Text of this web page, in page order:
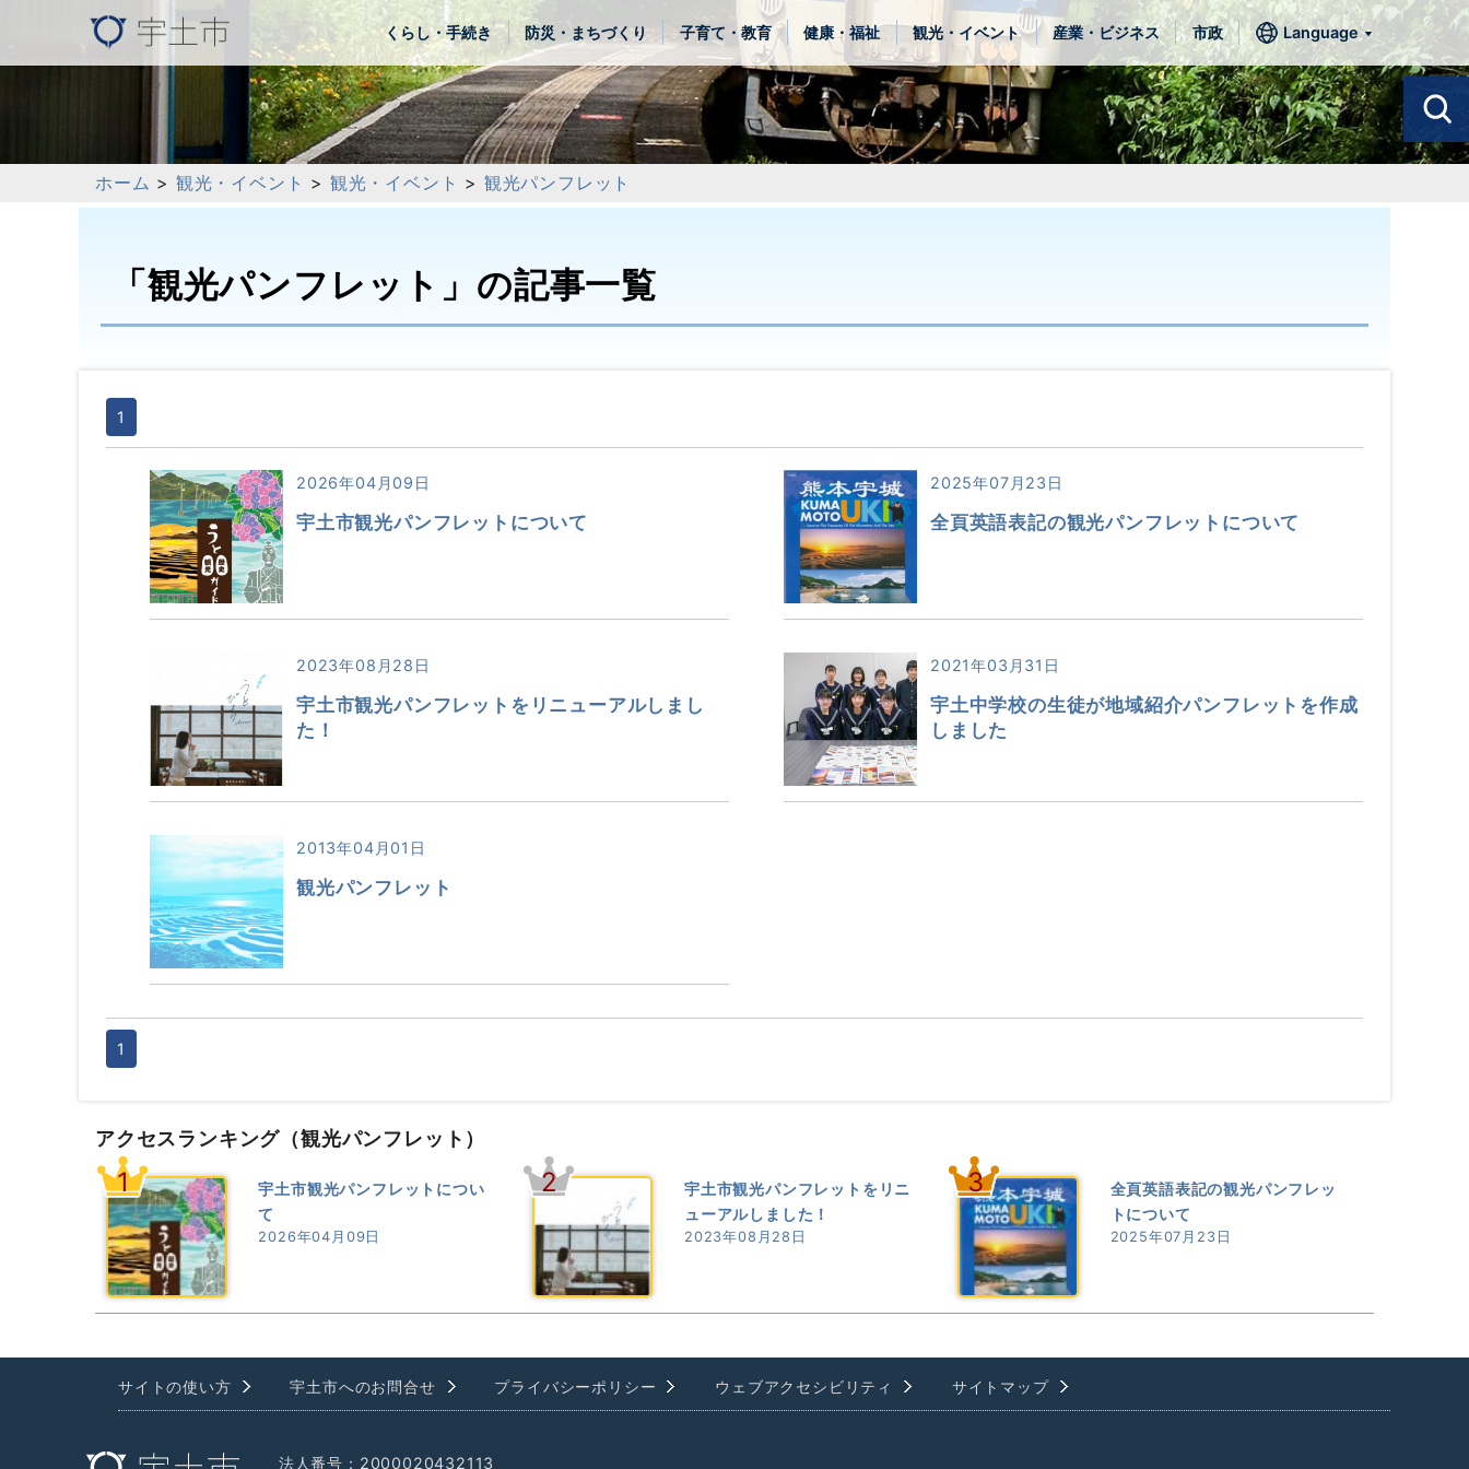
くらし・手続き 防災・まちづくり 子育て・教育 健康・福祉 観光・イベント 産業・ビジネス 市政 Language
ホーム > 観光・イベント > 観光・イベント > 観光パンフレット
「観光パンフレット」の記事一覧
1
2026年04月09日
宇土市観光パンフレットについて
2025年07月23日
全頁英語表記の観光パンフレットについて
2023年08月28日
宇土市観光パンフレットをリニューアルしまし
た！
2021年03月31日
宇土中学校の生徒が地域紹介パンフレットを作成
しました
2013年04月01日
観光パンフレット
1
アクセスランキング （観光パンフレット）
1
宇土市観光パンフレットについ
て
2026年04月09日
2
宇土市観光パンフレットをリニ
ューアルしました！
2023年08月28日
3
全頁英語表記の観光パンフレッ
トについて
2025年07月23日
サイトの使い方 宇土市へのお問合せ プライバシーポリシー ウェブアクセシビリティ サイトマップ
法人番号：2000020432113